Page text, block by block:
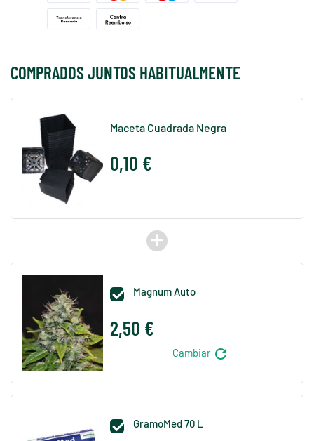
COMPRADOS JUNTOS HABITUALMENTE
Maceta Cuadrada Negra
0,10 €
add
 Magnum Auto
2,50 €
Cambiar refresh
 GramoMed 70 L